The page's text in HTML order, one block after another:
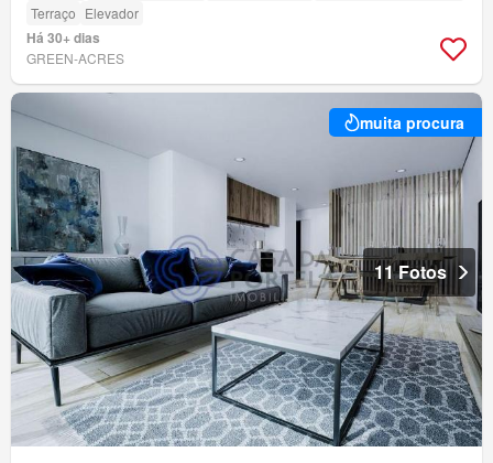
Terraço Elevador
Há 30+ dias
GREEN-ACRES
muita procura
11 Fotos